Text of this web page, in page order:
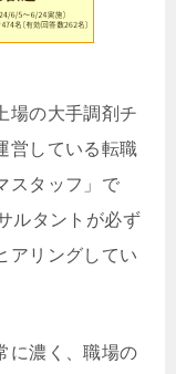
場の大手調剤チ
営している転職
スタッフ」で
ルタントが必ず
アリングしてい
に濃く、職場の